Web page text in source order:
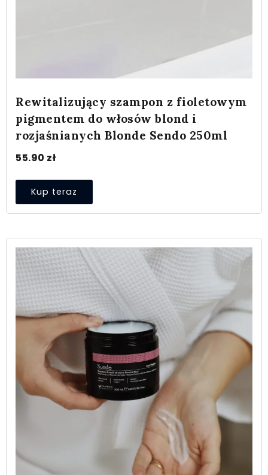
Rewitalizujący szampon z fioletowym
pigmentem do włosów blond i
rozjaśnianych Blonde Sendo 250ml
55.90 zł
Kup teraz